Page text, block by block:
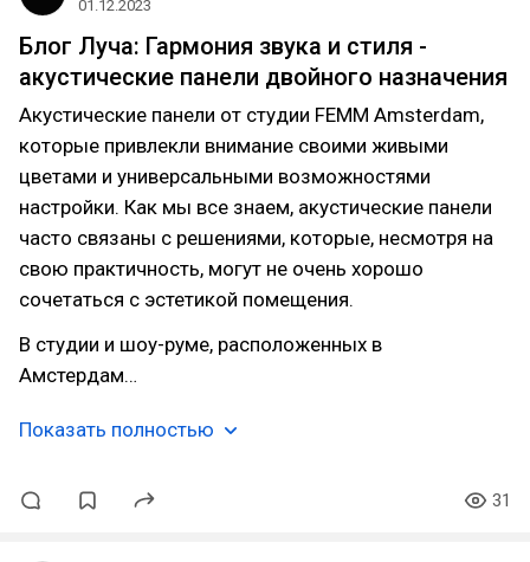
01.12.2023
Блог Луча: Гармония звука и стиля -
акустические панели двойного назначения
Акустические панели от студии FEMM Amsterdam,
которые привлекли внимание своими живыми
цветами и универсальными возможностями
настройки. Как мы все знаем, акустические панели
часто связаны с решениями, которые, несмотря на
свою практичность, могут не очень хорошо
сочетаться с эстетикой помещения.
В студии и шоу-руме, расположенных в
Амстердам…
Показать полностью
31